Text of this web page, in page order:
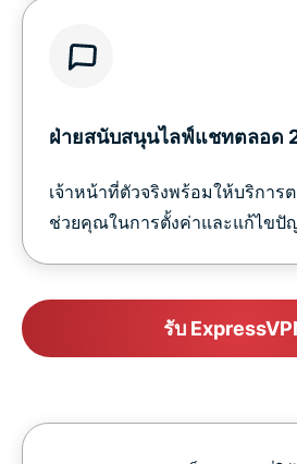
ฝ่ายสนับสนุนไลฟ์แชทตลอด
เจ้าหน้าที่ตัวจริงพร้อมให้บริการต
ช่วยคุณในการตั้งค่าและแก้ไขปั
รับ